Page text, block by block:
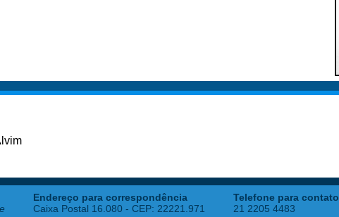
Endereço para correspondência
Caixa Postal 16.080 - CEP: 22221.971
Telefone para contato
21 2205 4483